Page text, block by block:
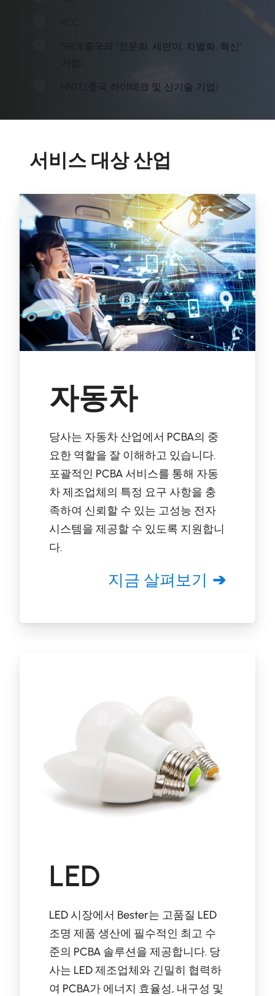
SRDI(중국의 "전문화, 세련미, 차별화, 혁신"
HNTE(중국 하이테크 및 신기술 기업)
서비스 대상 산업
자동차
당사는 자동차 산업에서 PCBA의 중
요한 역할을 잘 이해하고 있습니다.
포괄적인 PCBA 서비스를 통해 자동
차 제조업체의 특정 요구 사항을 충
족하여 신뢰할 수 있는 고성능 전자
시스템을 제공할 수 있도록 지원합니
다.
지금 살펴보기
LED
LED 시장에서 Bester는 고품질 LED
조명 제품 생산에 필수적인 최고 수
준의 PCBA 솔루션을 제공합니다. 당
사는 LED 제조업체와 긴밀히 협력하
여 PCBA가 에너지 효율성, 내구성 및